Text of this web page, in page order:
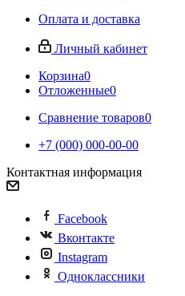
Оплата и доставка
Личный кабинет
Корзина0
Отложенные0
Сравнение товаров0
+7 (000) 000-00-00
Контактная информация
Facebook
Вконтакте
Instagram
Одноклассники